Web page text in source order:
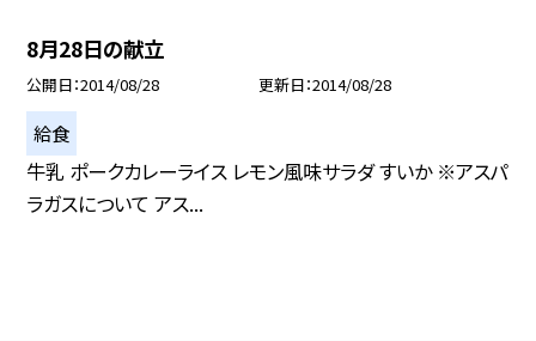
8月28日の献立
公開日 2014/08/28 更新日 2014/08/28
給食
牛乳 ポークカレーライス レモン風味サラダ すいか ※アスパ
ラガスについて アス...